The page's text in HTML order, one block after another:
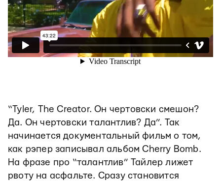
“Tyler, The Creator. Он чертовски смешон?
Да. Он чертовски талантлив? Да”. Так
начинается документальный фильм о том,
как рэпер записывал альбом Cherry Bomb.
На фразе про “талантлив” Тайлер лижет
рвоту на асфальте. Сразу становится